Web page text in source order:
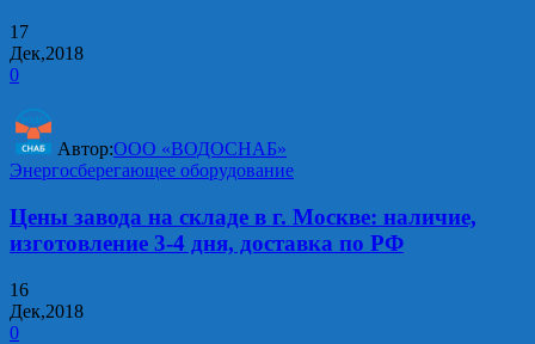
17
Дек,2018
0
Автор:ООО «ВОДОСНАБ»
Энергосберегающее оборудование
Цены завода на складе в г. Москве: наличие,
изготовление 3-4 дня, доставка по РФ
16
Дек,2018
0